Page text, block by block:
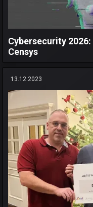
Cybersecurity
Censys
13.12.2023